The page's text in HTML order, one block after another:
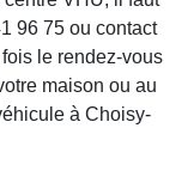
96 75 ou contact
le rendez-vous
maison ou au
à Choisy-